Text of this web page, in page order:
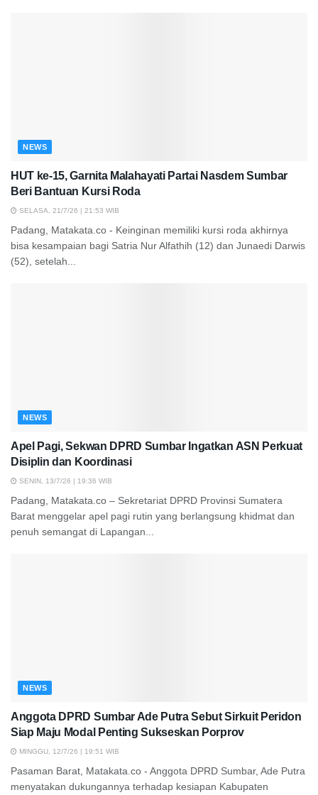
NEWS
HUT ke-15, Garnita Malahayati Partai Nasdem Sumbar
Beri Bantuan Kursi Roda
SELASA, 21/7/26 | 21:53 WIB
Padang, Matakata.co - Keinginan memiliki kursi roda akhirnya
bisa kesampaian bagi Satria Nur Alfathih (12) dan Junaedi Darwis
(52), setelah...
NEWS
Apel Pagi, Sekwan DPRD Sumbar Ingatkan ASN Perkuat
Disiplin dan Koordinasi
SENIN, 13/7/26 | 19:36 WIB
Padang, Matakata.co – Sekretariat DPRD Provinsi Sumatera
Barat menggelar apel pagi rutin yang berlangsung khidmat dan
penuh semangat di Lapangan...
NEWS
Anggota DPRD Sumbar Ade Putra Sebut Sirkuit Peridon
Siap Maju Modal Penting Sukseskan Porprov
MINGGU, 12/7/26 | 19:51 WIB
Pasaman Barat, Matakata.co - Anggota DPRD Sumbar, Ade Putra
menyatakan dukungannya terhadap kesiapan Kabupaten